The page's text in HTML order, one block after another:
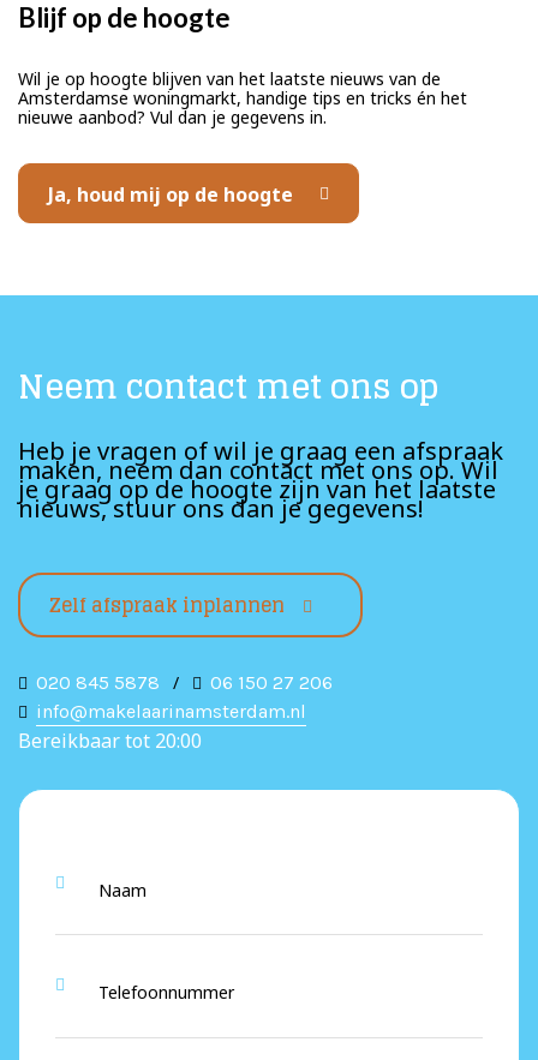
Blijf op de hoogte
Wil je op hoogte blijven van het laatste nieuws van de
Amsterdamse woningmarkt, handige tips en tricks én het
nieuwe aanbod? Vul dan je gegevens in.
Ja, houd mij op de hoogte
Neem contact met ons op
Heb je vragen of wil je graag een afspraak
maken, neem dan contact met ons op. Wil
je graag op de hoogte zijn van het laatste
nieuws, stuur ons dan je gegevens!
Zelf afspraak inplannen
020 845 5878 /
06 150 27 206
info@makelaarinamsterdam.nl
Bereikbaar tot 20:00